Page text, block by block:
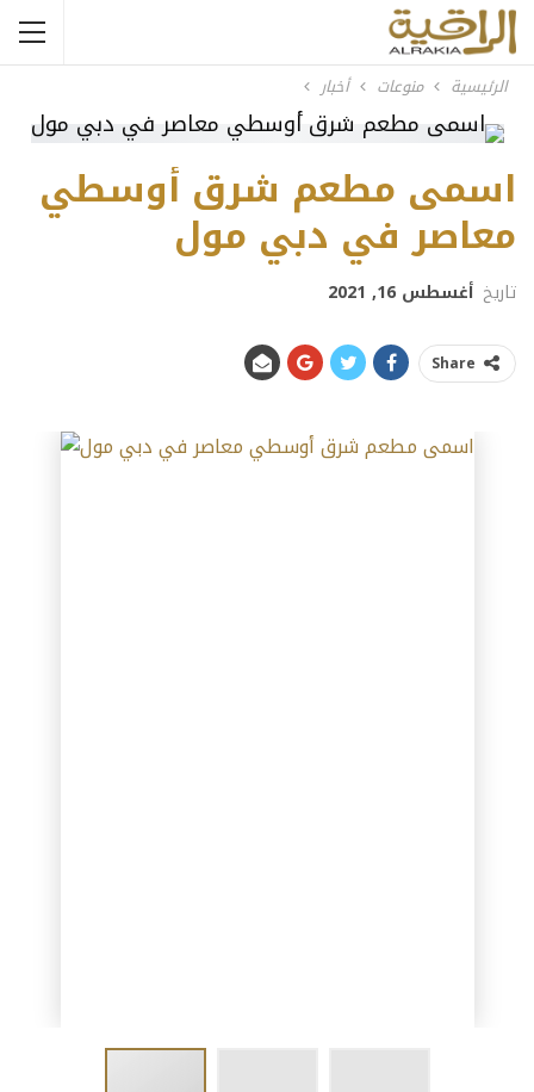
الرئيسية منوعات أخبار
اسمى مطعم شرق أوسطي
معاصر في دبي مول
تاريخ أغسطس 16, 2021
Share